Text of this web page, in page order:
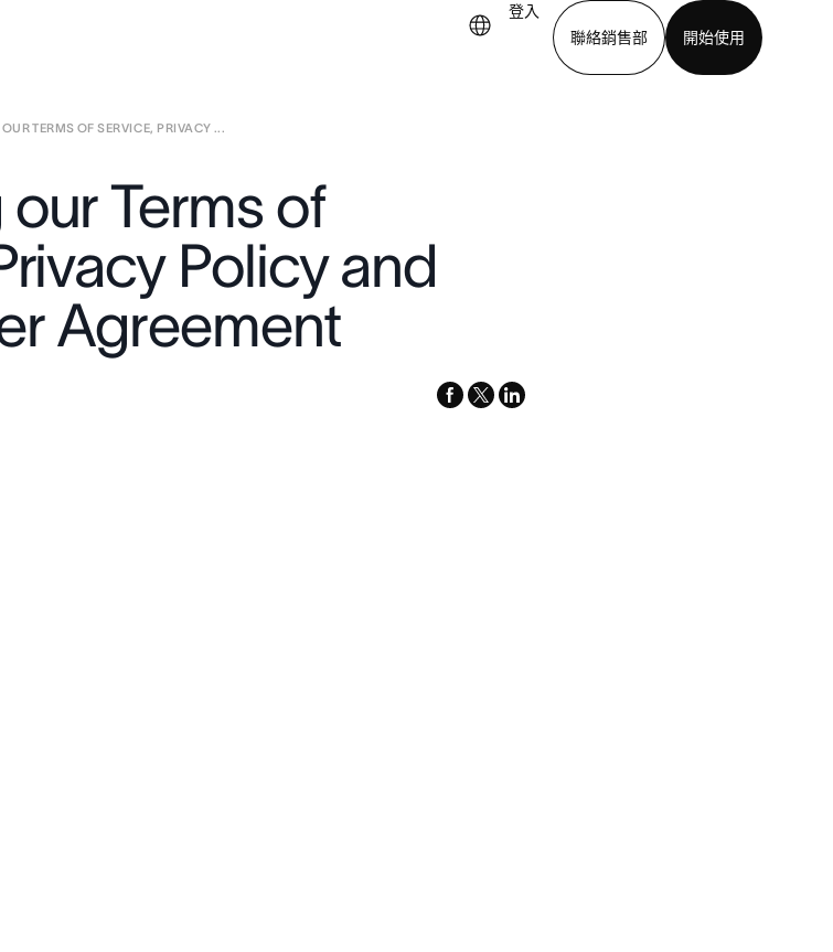
登入
聯絡銷售部
開始使用
聯絡銷售部
TERMS OF SERVICE, PRIVACY ...
Terms of
Policy and
Agreement
facebook
x-
linkedin